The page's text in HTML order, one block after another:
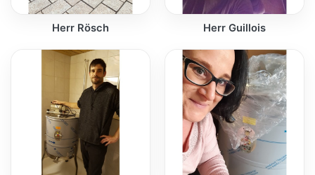
Herr Rösch Herr Guillois